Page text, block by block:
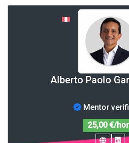
Alberto Paolo
Mentor
25,00 €/